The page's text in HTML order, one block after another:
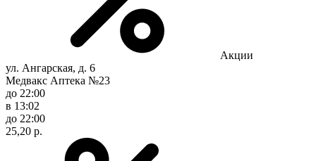
Акции
ул. Ангарская, д. 6
Медвакс Аптека №23
до 22:00
в 13:02
до 22:00
25,20 р.